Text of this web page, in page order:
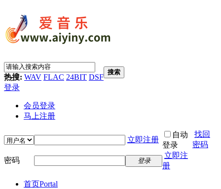
热搜: WAV FLAC 24BIT DSF
搜索
登录
会员登录
马上注册
立即注册
自动
登录
找回
密码
密码
登录
立即注
册
首页Portal